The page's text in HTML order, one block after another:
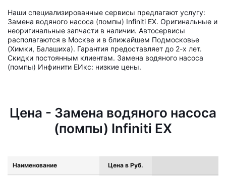
Наши специализированные сервисы предлагают услугу:
Замена водяного насоса (помпы) Infiniti EX. Оригинальные и
неоригинальные запчасти в наличии. Автосервисы
располагаются в Москве и в ближайшем Подмосковье
(Химки, Балашиха). Гарантия предоставляет до 2-х лет.
Скидки постоянным клиентам. Замена водяного насоса
(помпы) Инфинити ЕИкс: низкие цены.
Цена - Замена водяного насоса
(помпы) Infiniti EX
Наименование Цена в Руб.